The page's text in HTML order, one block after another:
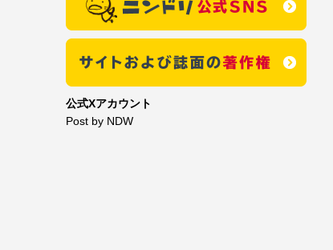
公式Xアカウント
Post by NDW